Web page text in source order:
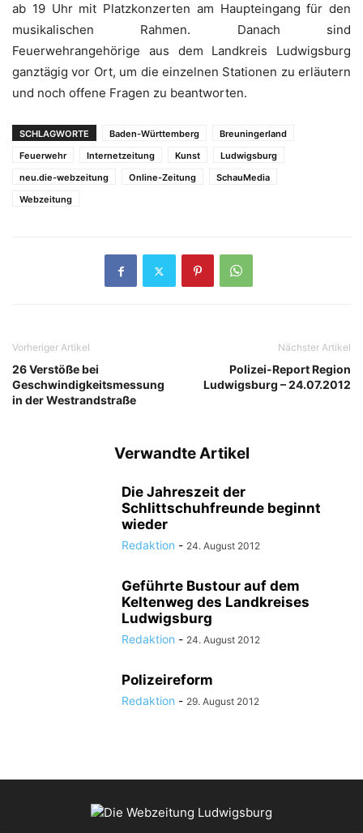
ab 19 Uhr mit Platzkonzerten am Haupteingang für den
musikalischen Rahmen. Danach sind
Feuerwehrangehörige aus dem Landkreis Ludwigsburg
ganztägig vor Ort, um die einzelnen Stationen zu erläutern
und noch offene Fragen zu beantworten.
SCHLAGWORTE Baden-Württemberg
Breuningerland
Feuerwehr
Internetzeitung Kunst
Ludwigsburg
neu.die-webzeitung
Online-Zeitung
SchauMedia
Webzeitung
Vorheriger Artikel
26 Verstöße bei
Geschwindigkeitsmessung
in der Westrandstraße
Nächster Artikel
Polizei-Report Region
Ludwigsburg – 24.07.2012
Verwandte Artikel
Die Jahreszeit der
Schlittschuhfreunde beginnt
wieder
Redaktion - 24. August 2012
Geführte Bustour auf dem
Keltenweg des Landkreises
Ludwigsburg
Redaktion - 24. August 2012
Polizeireform
Redaktion - 29. August 2012